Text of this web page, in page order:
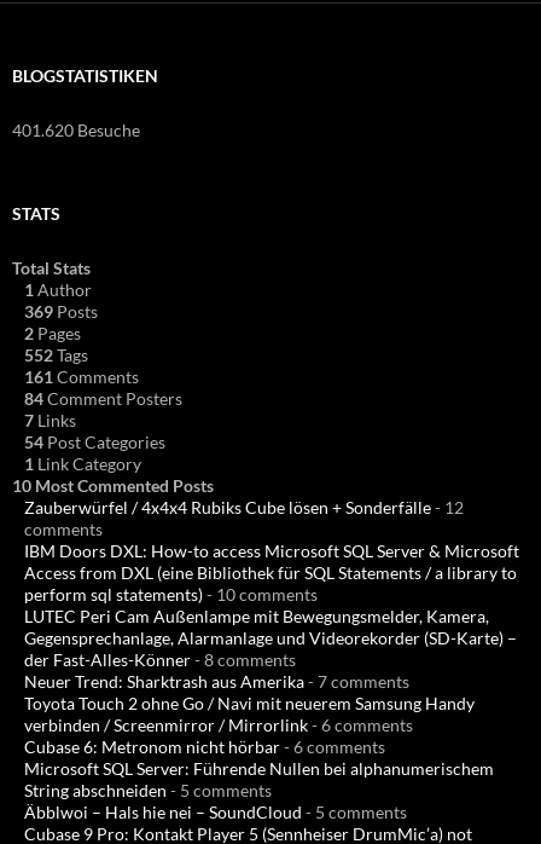
BLOGSTATISTIKEN
401.620 Besuche
STATS
Total Stats
1 Author
369 Posts
2 Pages
552Tags
161 Comments
84Comment Posters
7 Links
54 Post Categories
1 Link Category
10 Most Commented Posts
Zauberwürfel / 4x4x4 Rubiks Cube lösen + Sonderfälle- 12
comments
IBM Doors DXL: How-to access Microsoft SQL Server & Microsoft
Access from DXL (eine Bibliothek für SQL Statements / a library to
perform sql statements)- 10 comments
LUTEC Peri Cam Außenlampe mit Bewegungsmelder, Kamera,
Gegensprechanlage, Alarmanlage und Videorekorder (SD-Karte) –
der Fast-Alles-Könner- 8 comments
Neuer Trend: Sharktrash aus Amerika- 7 comments
Toyota Touch 2 ohne Go / Navi mit neuerem Samsung Handy
verbinden / Screenmirror / Mirrorlink- 6 comments
Cubase 6: Metronom nicht hörbar- 6 comments
Microsoft SQL Server: Führende Nullen bei alphanumerischem
String abschneiden - 5 comments
Äbblwoi – Hals hie nei – SoundCloud - 5 comments
Cubase 9 Pro: Kontakt Player 5 (Sennheiser DrumMic’a) not